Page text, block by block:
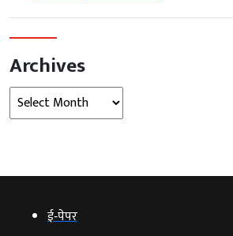
Archives
Archives
ई‑पेपर